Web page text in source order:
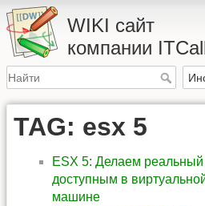
WIKI сайт
компании
TAG: esx 5
ESX 5: Делаем реальный
доступным в
машине